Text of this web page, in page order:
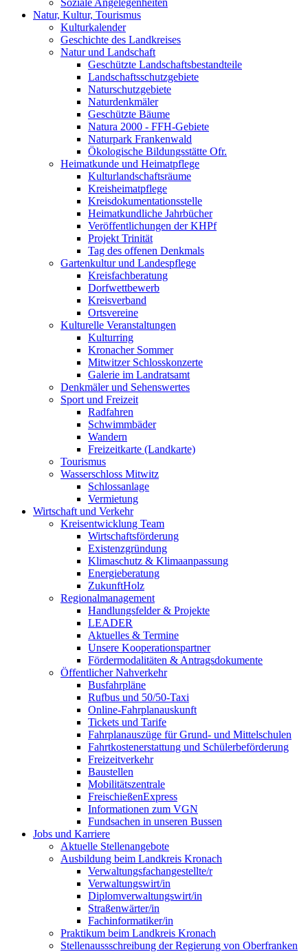
Soziale Angelegenheiten
Natur, Kultur, Tourismus
Kulturkalender
Geschichte des Landkreises
Natur und Landschaft
Geschützte Landschaftsbestandteile
Landschaftsschutzgebiete
Naturschutzgebiete
Naturdenkmäler
Geschützte Bäume
Natura 2000 - FFH-Gebiete
Naturpark Frankenwald
Ökologische Bildungsstätte Ofr.
Heimatkunde und Heimatpflege
Kulturlandschaftsräume
Kreisheimatpflege
Kreisdokumentationsstelle
Heimatkundliche Jahrbücher
Veröffentlichungen der KHPf
Projekt Trinität
Tag des offenen Denkmals
Gartenkultur und Landespflege
Kreisfachberatung
Dorfwettbewerb
Kreisverband
Ortsvereine
Kulturelle Veranstaltungen
Kulturring
Kronacher Sommer
Mitwitzer Schlosskonzerte
Galerie im Landratsamt
Denkmäler und Sehenswertes
Sport und Freizeit
Radfahren
Schwimmbäder
Wandern
Freizeitkarte (Landkarte)
Tourismus
Wasserschloss Mitwitz
Schlossanlage
Vermietung
Wirtschaft und Verkehr
Kreisentwicklung Team
Wirtschaftsförderung
Existenzgründung
Klimaschutz & Klimaanpassung
Energieberatung
ZukunftHolz
Regionalmanagement
Handlungsfelder & Projekte
LEADER
Aktuelles & Termine
Unsere Kooperationspartner
Fördermodalitäten & Antragsdokumente
Öffentlicher Nahverkehr
Busfahrpläne
Rufbus und 50/50-Taxi
Online-Fahrplanauskunft
Tickets und Tarife
Fahrplanauszüge für Grund- und Mittelschulen
Fahrtkostenerstattung und Schülerbeförderung
Freizeitverkehr
Baustellen
Mobilitätszentrale
FreischießenExpress
Informationen zum VGN
Fundsachen in unseren Bussen
Jobs und Karriere
Aktuelle Stellenangebote
Ausbildung beim Landkreis Kronach
Verwaltungsfachangestellte/r
Verwaltungswirt/in
Diplomverwaltungswirt/in
Straßenwärter/in
Fachinformatiker/in
Praktikum beim Landkreis Kronach
Stellenaussschreibung der Regierung von Oberfranken